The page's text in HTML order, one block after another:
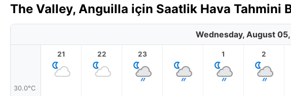
The Valley, Anguilla için Saatlik Hava Tahmini
Wednesday, August
30.0°C
21 22 23 1 2